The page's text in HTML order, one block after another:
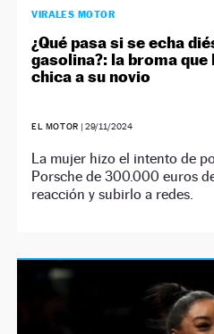
VIRALES MOTOR
¿Qué pasa si se echa
gasolina?: la broma que
chica a su novio
EL MOTOR | 29/11/2024
La mujer hizo el intento de
Porsche de 300.000 euros
reacción y subirlo a redes.